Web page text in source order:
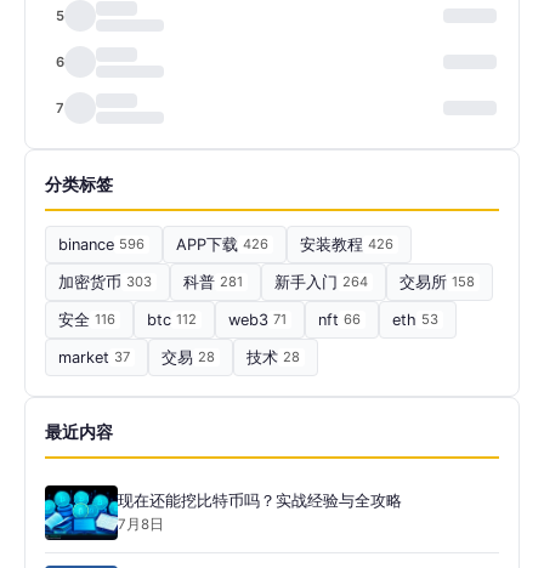
5
6
7
分类标签
binance 596 APP下载 426 安装教程 426
加密货币 303 科普 281 新手入门 264 交易所 158
安全 116 btc 112 web3 71 nft 66 eth 53
market 37 交易 28 技术 28
最近内容
现在还能挖比特币吗？实战经验与全攻略
7月8日